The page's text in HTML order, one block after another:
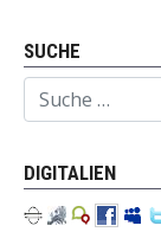
SUCHE
Suchen
DIGITALIEN